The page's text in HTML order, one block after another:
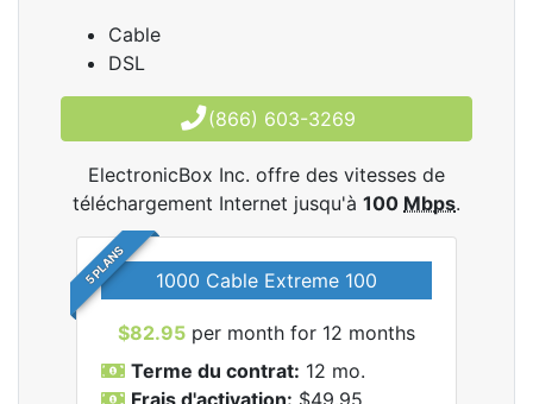
Cable
DSL
(866) 603-3269
ElectronicBox Inc. offre des vitesses de
téléchargement Internet jusqu'à 100 Mbps.
5 PLANS 1000 Cable Extreme 100
$82.95 per month for 12 months
Terme du contrat: 12 mo.
Frais d'activation: $49.95